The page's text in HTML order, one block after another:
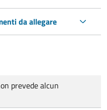
da allegare
prevede alcun